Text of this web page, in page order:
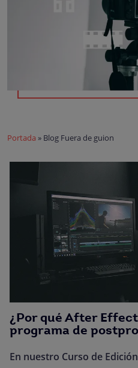
Portada » Blog Fuera de guion
¿Por qué After
programa de
En nuestro Curso de